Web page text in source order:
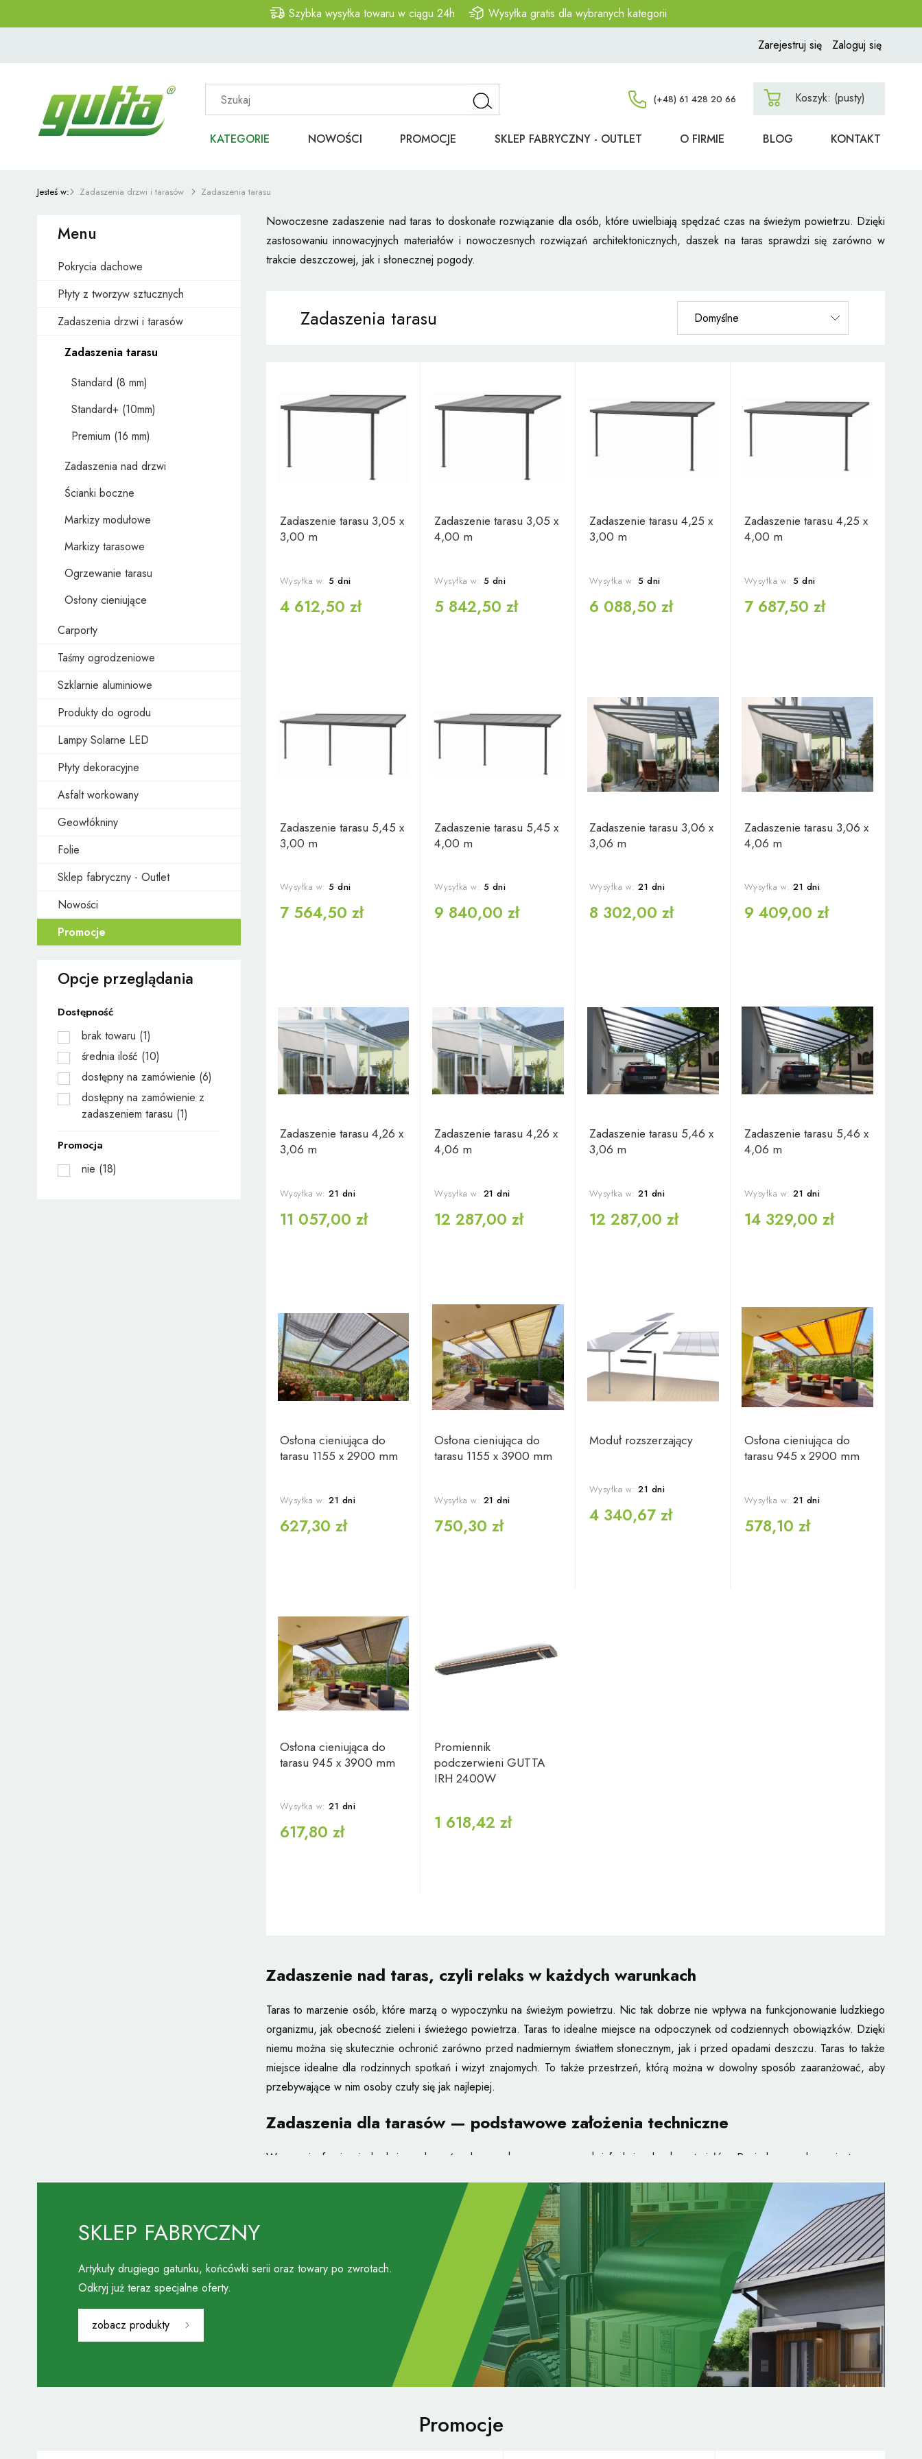
Szybka wysyłka towaru w ciągu 24h
Wysyłka gratis dla wybranych kategorii
Zarejestruj się
Zaloguj się
Koszyk: (pusty)
KATEGORIE NOWOŚCI PROMOCJE SKLEP FABRYCZNY - OUTLET O FIRMIE BLOG KONTAKT
Jesteś w: Zadaszenia drzwi i tarasów Zadaszenia tarasu
Menu
Pokrycia dachowe
Płyty z tworzyw sztucznych
Zadaszenia drzwi i tarasów
Zadaszenia tarasu
Standard (8 mm)
Standard+ (10mm)
Premium (16 mm)
Zadaszenia nad drzwi
Ścianki boczne
Markizy modułowe
Markizy tarasowe
Ogrzewanie tarasu
Osłony cieniujące
Carporty
Taśmy ogrodzeniowe
Szklarnie aluminiowe
Produkty do ogrodu
Lampy Solarne LED
Płyty dekoracyjne
Asfalt workowany
Geowłókniny
Folie
Sklep fabryczny - Outlet
Nowości
Promocje
Opcje przeglądania
Dostępność
brak towaru (1)
średnia ilość (10)
dostępny na zamówienie (6)
dostępny na zamówienie z
zadaszeniem tarasu (1)
Promocja
nie (18)
Nowoczesne zadaszenie nad taras to doskonałe rozwiązanie dla osób, które uwielbiają spędzać czas na świeżym powietrzu. Dzięki
zastosowaniu innowacyjnych materiałów i nowoczesnych rozwiązań architektonicznych, daszek na taras sprawdzi się zarówno w
trakcie deszczowej, jak i słonecznej pogody.
Zadaszenia tarasu
Zadaszenie tarasu 3,05 x
3,00 m
Wysyłka w: 5 dni
4 612,50 zł
Zadaszenie tarasu 3,05 x
4,00 m
Wysyłka w: 5 dni
5 842,50 zł
Zadaszenie tarasu 4,25 x
3,00 m
Wysyłka w: 5 dni
6 088,50 zł
Zadaszenie tarasu 4,25 x
4,00 m
Wysyłka w: 5 dni
7 687,50 zł
Zadaszenie tarasu 5,45 x
3,00 m
Wysyłka w: 5 dni
7 564,50 zł
Zadaszenie tarasu 5,45 x
4,00 m
Wysyłka w: 5 dni
9 840,00 zł
Zadaszenie tarasu 3,06 x
3,06 m
Wysyłka w: 21 dni
8 302,00 zł
Zadaszenie tarasu 3,06 x
4,06 m
Wysyłka w: 21 dni
9 409,00 zł
Zadaszenie tarasu 4,26 x
3,06 m
Wysyłka w: 21 dni
11 057,00 zł
Zadaszenie tarasu 4,26 x
4,06 m
Wysyłka w: 21 dni
12 287,00 zł
Zadaszenie tarasu 5,46 x
3,06 m
Wysyłka w: 21 dni
12 287,00 zł
Zadaszenie tarasu 5,46 x
4,06 m
Wysyłka w: 21 dni
14 329,00 zł
Osłona cieniująca do
tarasu 1155 x 2900 mm
Wysyłka w: 21 dni
627,30 zł
Osłona cieniująca do
tarasu 1155 x 3900 mm
Wysyłka w: 21 dni
750,30 zł
Moduł rozszerzający
Wysyłka w: 21 dni
4 340,67 zł
Osłona cieniująca do
tarasu 945 x 2900 mm
Wysyłka w: 21 dni
578,10 zł
Osłona cieniująca do
tarasu 945 x 3900 mm
Wysyłka w: 21 dni
617,80 zł
Promiennik
podczerwieni GUTTA
IRH 2400W
1 618,42 zł
Zadaszenie nad taras, czyli relaks w każdych warunkach
Taras to marzenie osób, które marzą o wypoczynku na świeżym powietrzu. Nic tak dobrze nie wpływa na funkcjonowanie ludzkiego
organizmu, jak obecność zieleni i świeżego powietrza. Taras to idealne miejsce na odpoczynek od codziennych obowiązków. Dzięki
niemu można się skutecznie ochronić zarówno przed nadmiernym światłem słonecznym, jak i przed opadami deszczu. Taras to także
miejsce idealne dla rodzinnych spotkań i wizyt znajomych. To także przestrzeń, którą można w dowolny sposób zaaranżować, aby
przebywające w nim osoby czuły się jak najlepiej.
Zadaszenia dla tarasów — podstawowe założenia techniczne
W naszej ofercie nie brakuje zadaszeń wykonanych z nowoczesnych i funkcjonalnych materiałów. Posiadamy zadaszenia tarasu z
wytrzymałość — doskonale zniosą nawet duże obciążenia śniegiem, dzięki czemu sprawdzą się zarówno w porze letniej, jak i
zimowej. Oferujemy też specjalne, nowoczesne zadaszenia tarasów, które wyróżniają się wieloma ciekawymi rozwiązaniami
technicznymi. Będą one doskonałym uzupełnieniem dla nowoczesnej aranżacji domowej elewacji zewnętrznej, a ich wygląd z
pewnością zachwyci każdego z gości.
Zadaszenia tarasowe i funkcjonalne dodatki
W naszej ofercie nie mogło zabraknąć funkcjonalnych zadaszeń chroniących przed deszczem, wiatrem i światłem słonecznym.
Oprócz nich, proponujemy również szereg dodatków, dzięki którym wypoczynek na świeżym powietrzu będzie jeszcze bardziej
komfortowy. Posiadamy praktyczne elementy uzupełniające dla zadaszeń i szereg innych, analogicznych akcesoriów. Oferujemy też
nowoczesne zadaszenia tarasów kategorii Premium. Składają się one ze specjalnie dobranego tworzywa lub szkła, które zależnie od
SKLEP FABRYCZNY
Artykuły drugiego gatunku, końcówki serii oraz towary po zwrotach.
Odkryj już teraz specjalne oferty.
zobacz produkty
Promocje